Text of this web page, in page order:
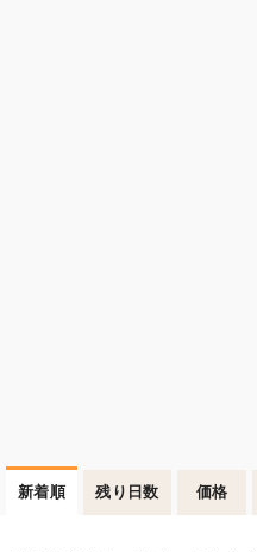
新着順 残り日数 価格